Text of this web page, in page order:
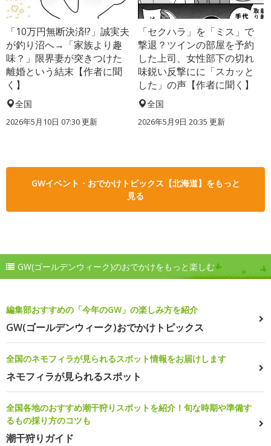
「10万円無断決済!?」誠実夫
が釣り沼へ→「家族より趣
味？」限界妻が突きつけた
離婚という結末【作者に聞
く】
全国
2026年5月10日 07:30 更新
「セクハラ」を「ミス」で
撃退？ツインの部屋を予約
した上司、女性部下の切れ
味鋭い反撃にに「スカッと
した」の声【作者に聞く】
全国
2026年5月9日 20:35 更新
GWイベント・おでかけトピックス【北海道】をもっと
見る
GW(ゴールデンウィーク)のおでかけをもっと楽しむ
編集部おすすめの「今年のGW」の楽しみ方を紹介
GW(ゴールデンウィーク)おでかけトピックス
全国のネモフィラが見られるスポット情報をお届けします
ネモフィラが見られるスポット
全国各地のおすすめ潮干狩りスポットを紹介！旬な時期や準備す
るもの採り方のコツも
潮干狩りガイド